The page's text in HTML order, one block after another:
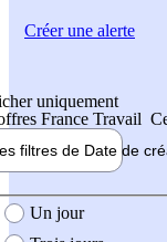
uniquement
France Travail
filtres de Date de
création de l'offre
Un jour
Créer une alerte